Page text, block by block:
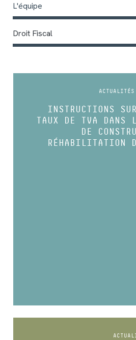
L'équipe
Droit Fiscal
INSTRUCTIONS
TAUX DE TVA DANS
DE
RÉHABILITATION